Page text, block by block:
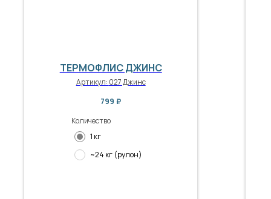
ТЕРМОФЛИС ДЖИНС
Артикул: 027 Джинс
799 ₽
Количество
1 кг
~24 кг (рулон)